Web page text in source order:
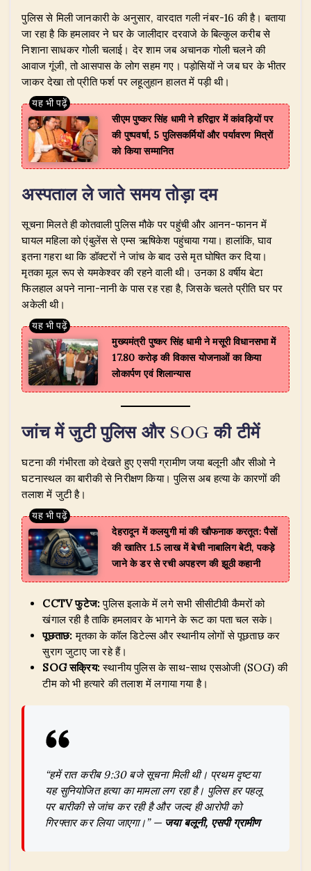
पुलिस से मिली जानकारी के अनुसार, वारदात गली नंबर-16 की है। बताया
जा रहा है कि हमलावर ने घर के जालीदार दरवाजे के बिल्कुल करीब से
निशाना साधकर गोली चलाई। देर शाम जब अचानक गोली चलने की
आवाज गूंजी, तो आसपास के लोग सहम गए। पड़ोसियों ने जब घर के भीतर
जाकर देखा तो प्रीति फर्श पर लहूलुहान हालत में पड़ी थी।
सीएम पुष्कर सिंह धामी ने हरिद्वार में कांवड़ियों पर
की पुष्पवर्षा, 5 पुलिसकर्मियों और पर्यावरण मित्रों
को किया सम्मानित
अस्पताल ले जाते समय तोड़ा दम
सूचना मिलते ही कोतवाली पुलिस मौके पर पहुंची और आनन-फानन में
घायल महिला को एंबुलेंस से एम्स ऋषिकेश पहुंचाया गया। हालांकि, घाव
इतना गहरा था कि डॉक्टरों ने जांच के बाद उसे मृत घोषित कर दिया।
मृतका मूल रूप से यमकेश्वर की रहने वाली थी। उनका 8 वर्षीय बेटा
फिलहाल अपने नाना-नानी के पास रह रहा है, जिसके चलते प्रीति घर पर
अकेली थी।
मुख्यमंत्री पुष्कर सिंह धामी ने मसूरी विधानसभा में
17.80 करोड़ की विकास योजनाओं का किया
लोकार्पण एवं शिलान्यास
जांच में जुटी पुलिस और SOG की टीमें
घटना की गंभीरता को देखते हुए एसपी ग्रामीण जया बलूनी और सीओ ने
घटनास्थल का बारीकी से निरीक्षण किया। पुलिस अब हत्या के कारणों की
तलाश में जुटी है।
देहरादून में कलयुगी मां की खौफनाक करतूत: पैसों
की खातिर 1.5 लाख में बेची नाबालिग बेटी, पकड़े
जाने के डर से रची अपहरण की झूठी कहानी
CCTV फुटेज:पुलिस इलाके में लगे सभी सीसीटीवी कैमरों को
खंगाल रही है ताकि हमलावर के भागने के रूट का पता चल सके।
पूछताछ: मृतका के कॉल डिटेल्स और स्थानीय लोगों से पूछताछ कर
सुराग जुटाए जा रहे हैं।
SOG सक्रिय:स्थानीय पुलिस के साथ-साथ एसओजी (SOG) की
टीम को भी हत्यारे की तलाश में लगाया गया है।
“हमें रात करीब 9:30 बजे सूचना मिली थी। प्रथम दृष्टया
यह सुनियोजित हत्या का मामला लग रहा है। पुलिस हर पहलू
पर बारीकी से जांच कर रही है और जल्द ही आरोपी को
गिरफ्तार कर लिया जाएगा।” — जया बलूनी, एसपी ग्रामीण